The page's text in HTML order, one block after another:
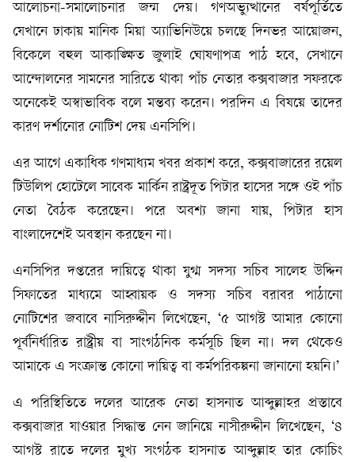
আলোচনা-সমালোচনার জন্ম দেয়। গণঅভ্যুত্থানের বর্ষপূর্তিতে
যেখানে ঢাকায় মানিক মিয়া অ্যাভিনিউয়ে চলছে দিনভর আয়োজন,
বিকেলে বহুল আকাঙ্ক্ষিত জুলাই ঘোষণাপত্র পাঠ হবে, সেখানে
আন্দোলনের সামনের সারিতে থাকা পাঁচ নেতার কক্সবাজার সফরকে
অনেকেই অস্বাভাবিক বলে মন্তব্য করেন। পরদিন এ বিষয়ে তাদের
কারণ দর্শানোর নোটিশ দেয় এনসিপি।
এর আগে একাধিক গণমাধ্যম খবর প্রকাশ করে, কক্সবাজারের রয়েল
টিউলিপ হোটেলে সাবেক মার্কিন রাষ্ট্রদূত পিটার হাসের সঙ্গে ওই পাঁচ
নেতা বৈঠক করেছেন। পরে অবশ্য জানা যায়, পিটার হাস
বাংলাদেশেই অবস্থান করছেন না।
এনসিপির দপ্তরের দায়িত্বে থাকা যুগ্ম সদস্য সচিব সালেহ উদ্দিন
সিফাতের মাধ্যমে আহ্বায়ক ও সদস্য সচিব বরাবর পাঠানো
নোটিশের জবাবে নাসিরুদ্দীন লিখেছেন, ‘৫ আগস্ট আমার কোনো
পূর্বনির্ধারিত রাষ্ট্রীয় বা সাংগঠনিক কর্মসূচি ছিল না। দল থেকেও
আমাকে এ সংক্রান্ত কোনো দায়িত্ব বা কর্মপরিকল্পনা জানানো হয়নি।’
এ পরিস্থিতিতে দলের আরেক নেতা হাসনাত আব্দুল্লাহর প্রস্তাবে
কক্সবাজার যাওয়ার সিদ্ধান্ত নেন জানিয়ে নাসীরুদ্দীন লিখেছেন, ‘৪
আগস্ট রাতে দলের মুখ্য সংগঠক হাসনাত আব্দুল্লাহ তার কোচিং